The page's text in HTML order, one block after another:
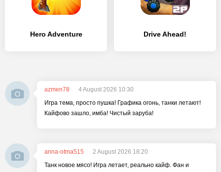
Hero Adventure Drive Ahead!
azmen78
4 August 2026 10:30
Игра тема, просто пушка! Графика огонь, танки летают!
Кайфово зашло, имба! Чистый заруба!
anna-otma515
2 August 2026 18:20
Танк новое мясо! Игра летает, реально кайф. Фан и